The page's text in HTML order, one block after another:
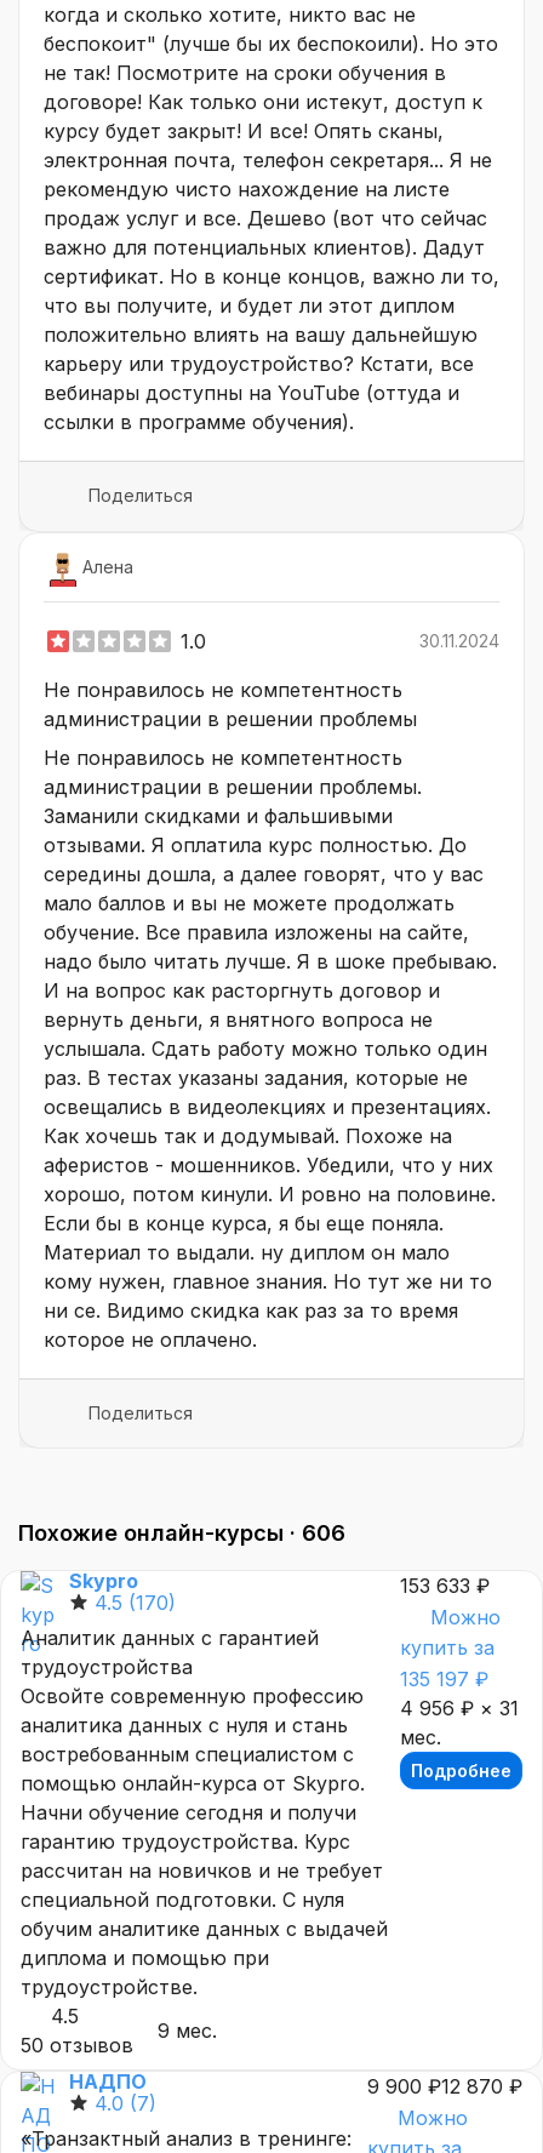
когда и сколько хотите, никто вас не
беспокоит" (лучше бы их беспокоили). Но это
не так! Посмотрите на сроки обучения в
договоре! Как только они истекут, доступ к
курсу будет закрыт! И все! Опять сканы,
электронная почта, телефон секретаря... Я не
рекомендую чисто нахождение на листе
продаж услуг и все. Дешево (вот что сейчас
важно для потенциальных клиентов). Дадут
сертификат. Но в конце концов, важно ли то,
что вы получите, и будет ли этот диплом
положительно влиять на вашу дальнейшую
карьеру или трудоустройство? Кстати, все
вебинары доступны на YouTube (оттуда и
ссылки в программе обучения).
Поделиться
Алена
1.0 30.11.2024
Не понравилось не компетентность
администрации в решении проблемы
Не понравилось не компетентность
администрации в решении проблемы.
Заманили скидками и фальшивыми
отзывами. Я оплатила курс полностью. До
середины дошла, а далее говорят, что у вас
мало баллов и вы не можете продолжать
обучение. Все правила изложены на сайте,
надо было читать лучше. Я в шоке пребываю.
И на вопрос как расторгнуть договор и
вернуть деньги, я внятного вопроса не
услышала. Сдать работу можно только один
раз. В тестах указаны задания, которые не
освещались в видеолекциях и презентациях.
Как хочешь так и додумывай. Похоже на
аферистов - мошенников. Убедили, что у них
хорошо, потом кинули. И ровно на половине.
Если бы в конце курса, я бы еще поняла.
Материал то выдали. ну диплом он мало
кому нужен, главное знания. Но тут же ни то
ни се. Видимо скидка как раз за то время
которое не оплачено.
Поделиться
Похожие онлайн-курсы · 606
Skypro
4.5 (170)
Аналитик данных с гарантией
трудоустройства
Освойте современную профессию
аналитика данных с нуля и стань
востребованным специалистом с
помощью онлайн-курса от Skypro.
Начни обучение сегодня и получи
гарантию трудоустройства. Курс
рассчитан на новичков и не требует
специальной подготовки. С нуля
обучим аналитике данных с выдачей
диплома и помощью при
трудоустройстве.
4.5
50 отзывов
9 мес.
153 633 ₽
Можно
купить за
135 197 ₽
4 956 ₽ × 31
мес.
Подробнее
НАДПО
4.0 (7)
«Транзактный анализ в тренинге:
9 900 ₽12 870 ₽
Можно